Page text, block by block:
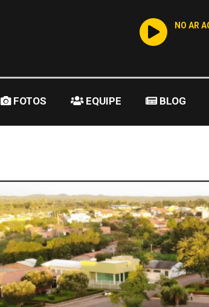
NO AR
FOTOS EQUIPE BLOG